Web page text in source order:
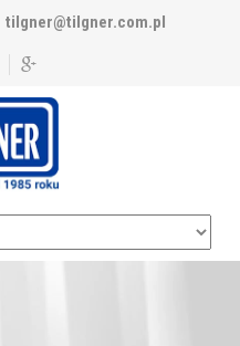
tilgner@tilgner.com.pl